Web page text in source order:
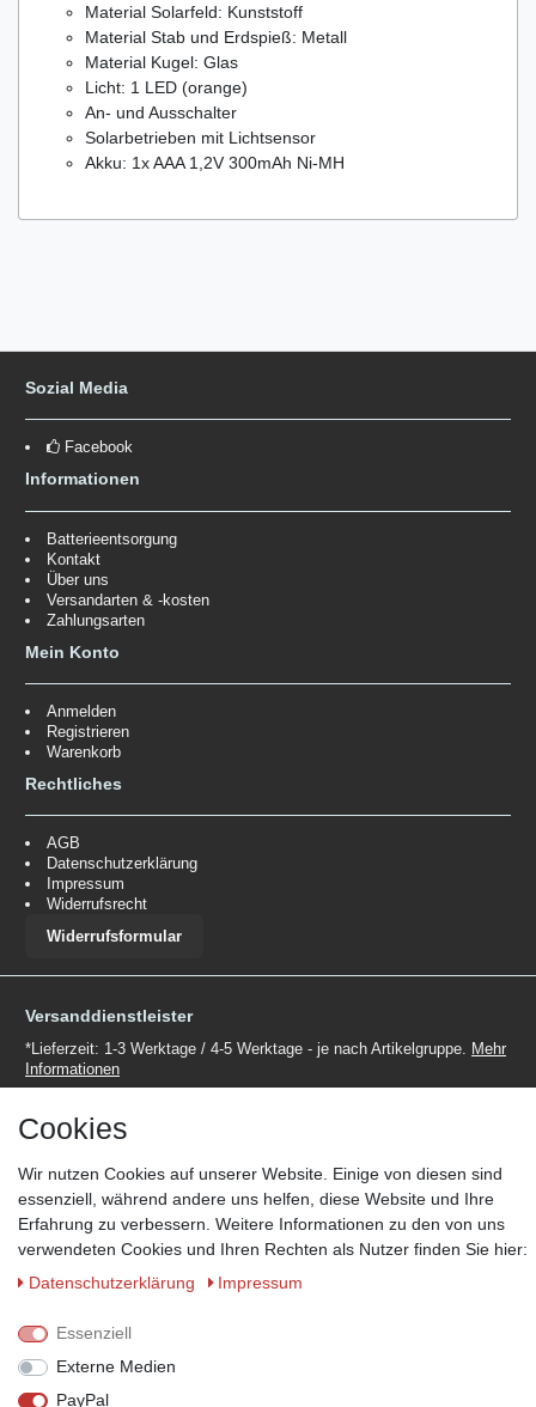
Material Solarfeld: Kunststoff
Material Stab und Erdspieß: Metall
Material Kugel: Glas
Licht: 1 LED (orange)
An- und Ausschalter
Solarbetrieben mit Lichtsensor
Akku: 1x AAA 1,2V 300mAh Ni-MH
Sozial Media
Facebook
Informationen
Batterieentsorgung
Kontakt
Über uns
Versandarten & -kosten
Zahlungsarten
Mein Konto
Anmelden
Registrieren
Warenkorb
Rechtliches
AGB
Datenschutzerklärung
Impressum
Widerrufsrecht
Widerrufsformular
Versanddienstleister
*Lieferzeit: 1-3 Werktage / 4-5 Werktage - je nach Artikelgruppe. Mehr
Informationen
Zahlungsmöglichkeiten
Wir behalten uns das Recht vor im Einzelfall bestimmte
Zahlungsarten auszuschließen.
© Copyright 2026 Marabella´s | Alle Rechte vorbehalten. | Grundpreise
Cookies
Wir nutzen Cookies auf unserer Website. Einige von diesen sind
essenziell, während andere uns helfen, diese Website und Ihre
Erfahrung zu verbessern. Weitere Informationen zu den von uns
verwendeten Cookies und Ihren Rechten als Nutzer finden Sie hier:
Daten­schutz­erklärung
Impressum
Essenziell
Externe Medien
PayPal